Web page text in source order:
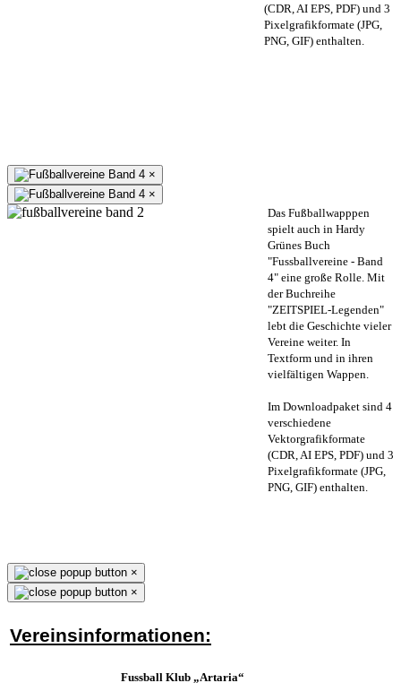
(CDR, AI EPS, PDF) und 3
Pixelgrafikformate (JPG,
PNG, GIF) enthalten.
×
×
Das Fußballwapppen
spielt auch in Hardy
Grünes Buch
"Fussballvereine - Band
4" eine große Rolle. Mit
der Buchreihe
"ZEITSPIEL-Legenden"
lebt die Geschichte vieler
Vereine weiter. In
Textform und in ihren
vielfältigen Wappen.
Im Downloadpaket sind 4
verschiedene
Vektorgrafikformate
(CDR, AI EPS, PDF) und 3
Pixelgrafikformate (JPG,
PNG, GIF) enthalten.
×
×
Vereinsinformationen:
Fussball Klub „Artaria“